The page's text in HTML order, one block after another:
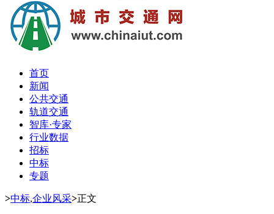
首页
新闻
公共交通
轨道交通
智库·专家
行业数据
招标
中标
专题
>中标,企业风采>正文